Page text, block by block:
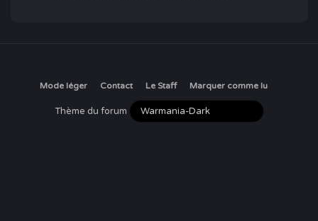
Mode léger Contact Le Staff Marquer comme lu
Thème du forum